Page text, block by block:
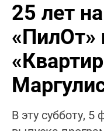
25 лет
«ПилОт»
В эту субботу, 5